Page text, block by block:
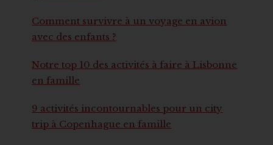
Comment survivre à un voyage en avion
avec des enfants ?
Notre top 10 des activités à faire à Lisbonne
en famille
9 activités incontournables pour un city
trip à Copenhague en famille